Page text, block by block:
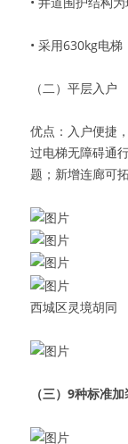
• 采用630kg电梯
（二）平层入户
优点：入户便捷
过电梯无障碍通
题；新增连廊可
西城区灵境胡同
（三）9种标准